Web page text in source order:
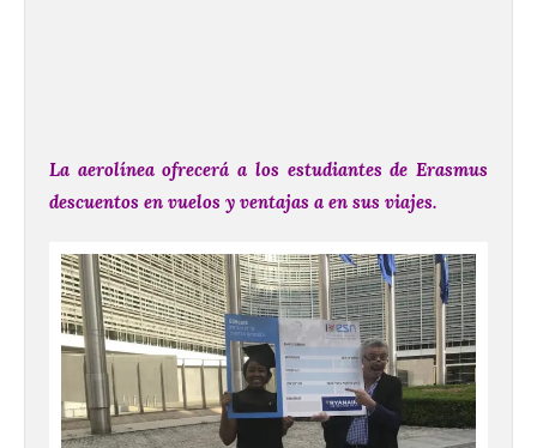
La aerolínea ofrecerá a los estudiantes de Erasmus
descuentos en vuelos y ventajas a en sus viajes.